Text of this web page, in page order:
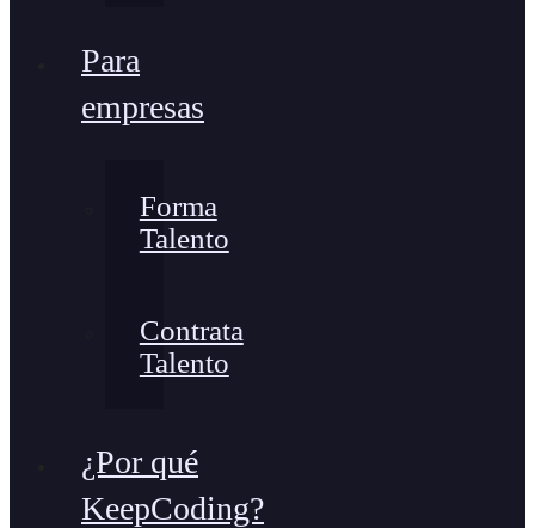
Para
empresas
Forma
Talento
Contrata
Talento
¿Por qué
KeepCoding?